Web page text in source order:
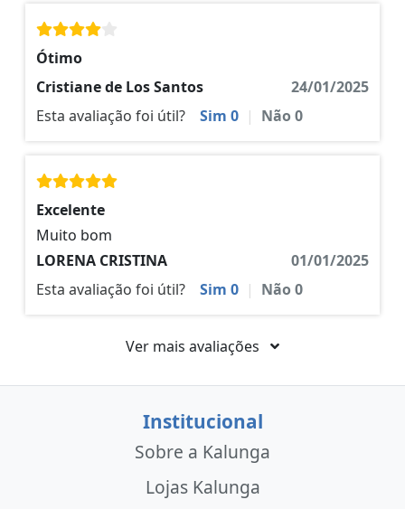
Ótimo
Cristiane de Los Santos
24/01/2025
Esta avaliação foi útil?
Sim 0 | Não0
Excelente
Muito bom
LORENA CRISTINA
01/01/2025
Esta avaliação foi útil?
Sim 0 | Não0
Ver mais avaliações
Institucional
Sobre a Kalunga
Lojas Kalunga